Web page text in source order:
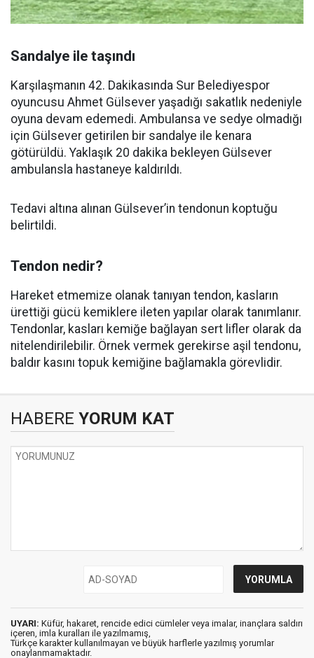
Sandalye ile taşındı
Karşılaşmanın 42. Dakikasında Sur Belediyespor
oyuncusu Ahmet Gülsever yaşadığı sakatlık nedeniyle
oyuna devam edemedi. Ambulansa ve sedye olmadığı
için Gülsever getirilen bir sandalye ile kenara
götürüldü. Yaklaşık 20 dakika bekleyen Gülsever
ambulansla hastaneye kaldırıldı.
Tedavi altına alınan Gülsever’in tendonun koptuğu
belirtildi.
Tendon nedir?
Hareket etmemize olanak tanıyan tendon, kasların
ürettiği gücü kemiklere ileten yapılar olarak tanımlanır.
Tendonlar, kasları kemiğe bağlayan sert lifler olarak da
nitelendirilebilir. Örnek vermek gerekirse aşil tendonu,
baldır kasını topuk kemiğine bağlamakla görevlidir.
HABERE YORUM KAT
UYARI: Küfür, hakaret, rencide edici cümleler veya imalar, inançlara saldırı
içeren, imla kuralları ile yazılmamış,
Türkçe karakter kullanılmayan ve büyük harflerle yazılmış yorumlar
onaylanmamaktadır.